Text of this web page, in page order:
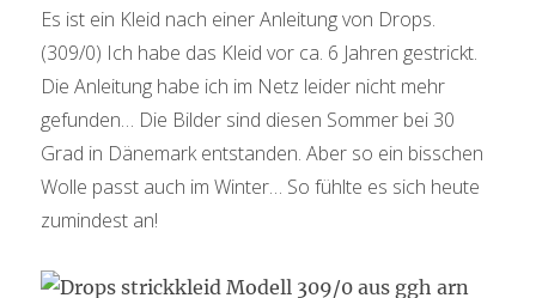
Es ist ein Kleid nach einer Anleitung von Drops.
(309/0) Ich habe das Kleid vor ca. 6 Jahren gestrickt.
Die Anleitung habe ich im Netz leider nicht mehr
gefunden… Die Bilder sind diesen Sommer bei 30
Grad in Dänemark entstanden. Aber so ein bisschen
Wolle passt auch im Winter… So fühlte es sich heute
zumindest an!